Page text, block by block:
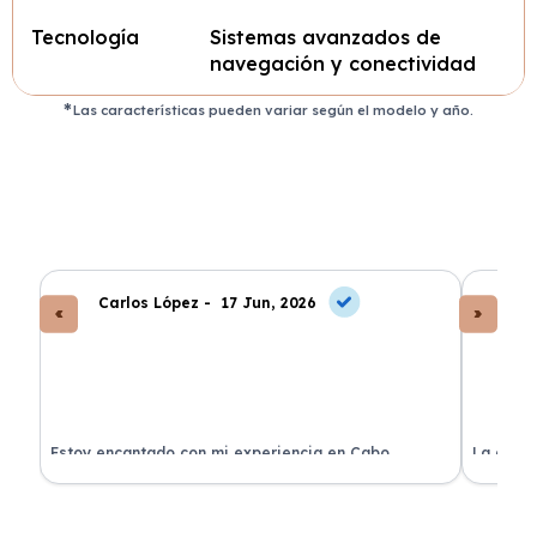
Tecnología
Sistemas avanzados de
navegación y conectividad
Las características pueden variar según el modelo y año.
Carlos López - 17 Jun, 2026
Estoy encantado con mi experiencia en Cabo
Renting. El coche llegó en perfectas condiciones y sin
La
de